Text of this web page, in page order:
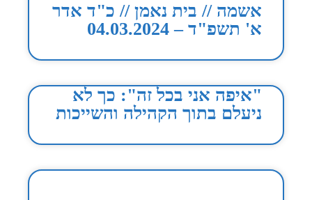
אשמה // בית נאמן // כ"ד אדר
א' תשפ"ד – 04.03.2024
"איפה אני בכל זה": כך לא
ניעלם בתוך הקהילה והשייכות